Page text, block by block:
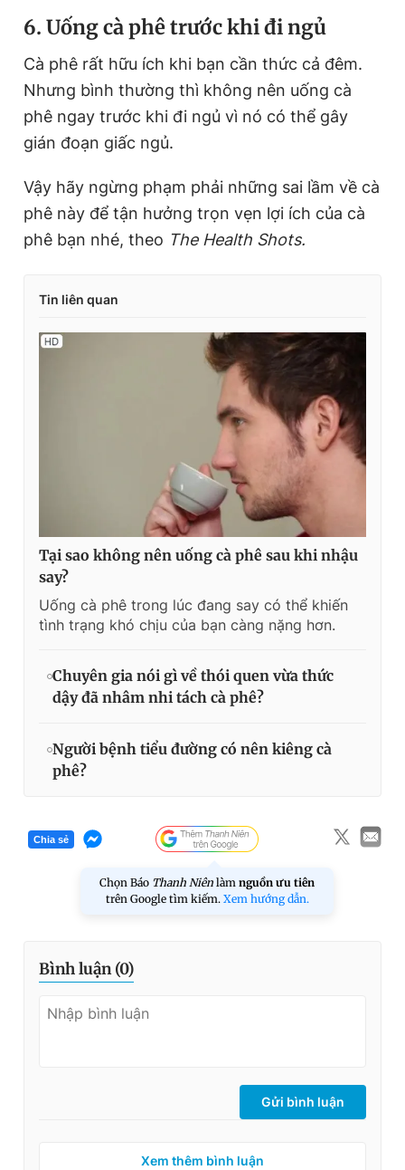
6. Uống cà phê trước khi đi ngủ
Cà phê rất hữu ích khi bạn cần thức cả đêm.
Nhưng bình thường thì không nên uống cà
phê ngay trước khi đi ngủ vì nó có thể gây
gián đoạn giấc ngủ.
Vậy hãy ngừng phạm phải những sai lầm về cà
phê này để tận hưởng trọn vẹn lợi ích của cà
phê bạn nhé, theo The Health Shots.
Tin liên quan
Tại sao không nên uống cà phê sau khi nhậu
say?
Uống cà phê trong lúc đang say có thể khiến
tình trạng khó chịu của bạn càng nặng hơn.
Chuyên gia nói gì về thói quen vừa thức
dậy đã nhâm nhi tách cà phê?
Người bệnh tiểu đường có nên kiêng cà
phê?
Chia sẻ
Chọn Báo Thanh Niên làm nguồn ưu tiên
trên Google tìm kiếm. Xem hướng dẫn.
Bình luận (0)
Gửi bình luận
Xem thêm bình luận